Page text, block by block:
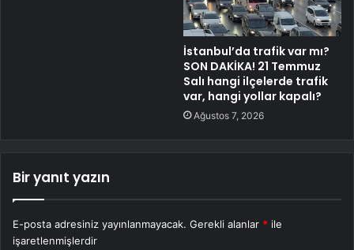
İstanbul’da trafik var mı?
SON DAKİKA! 21 Temmuz
Salı hangi ilçelerde trafik
var, hangi yollar kapalı?
Ağustos 7, 2026
Bir yanıt yazın
E-posta adresiniz yayınlanmayacak. Gerekli alanlar * ile
işaretlenmişlerdir